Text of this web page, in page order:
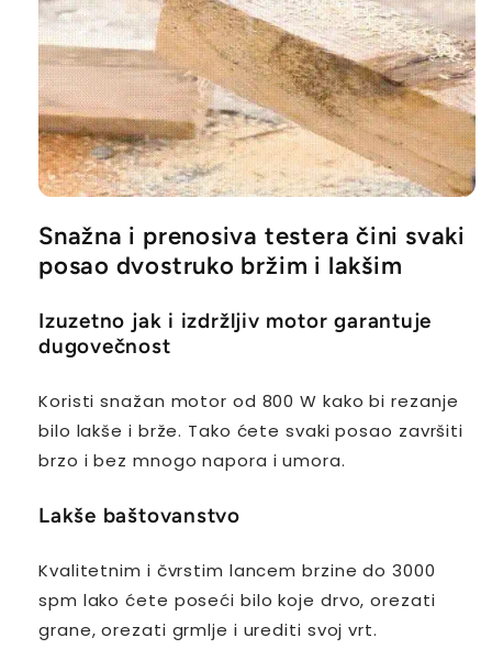
Snažna i prenosiva testera čini svaki
posao dvostruko bržim i lakšim
Izuzetno jak i izdržljiv motor garantuje
dugovečnost
Koristi snažan motor od 800 W kako bi rezanje
bilo lakše i brže. Tako ćete svaki posao završiti
brzo i bez mnogo napora i umora.
Lakše baštovanstvo
Kvalitetnim i čvrstim lancem brzine do 3000
spm lako ćete poseći bilo koje drvo, orezati
grane, orezati grmlje i urediti svoj vrt.